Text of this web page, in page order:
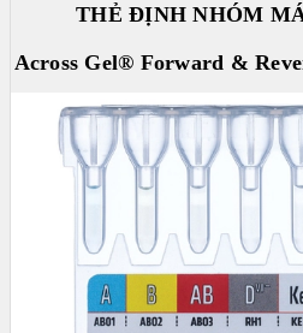
STRECK
ERBALACHEMA
SFRI
THẺ ĐỊNH NHÓM
Across Gel® Forward &